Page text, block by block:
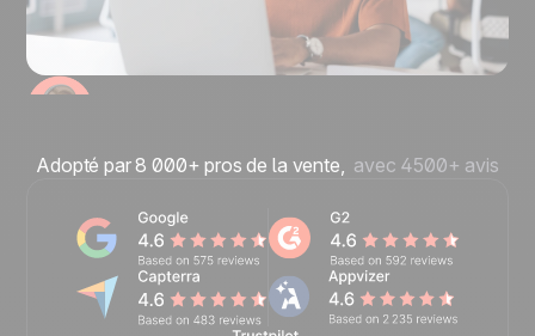
Adopté par 8 000+ pros de la vente, avec 4500+ avis